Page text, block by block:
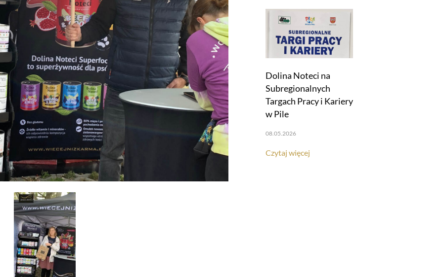
Dolina Noteci na
Subregionalnych
Targach Pracy i Kariery
w Pile
08.05.2026
Czytaj więcej